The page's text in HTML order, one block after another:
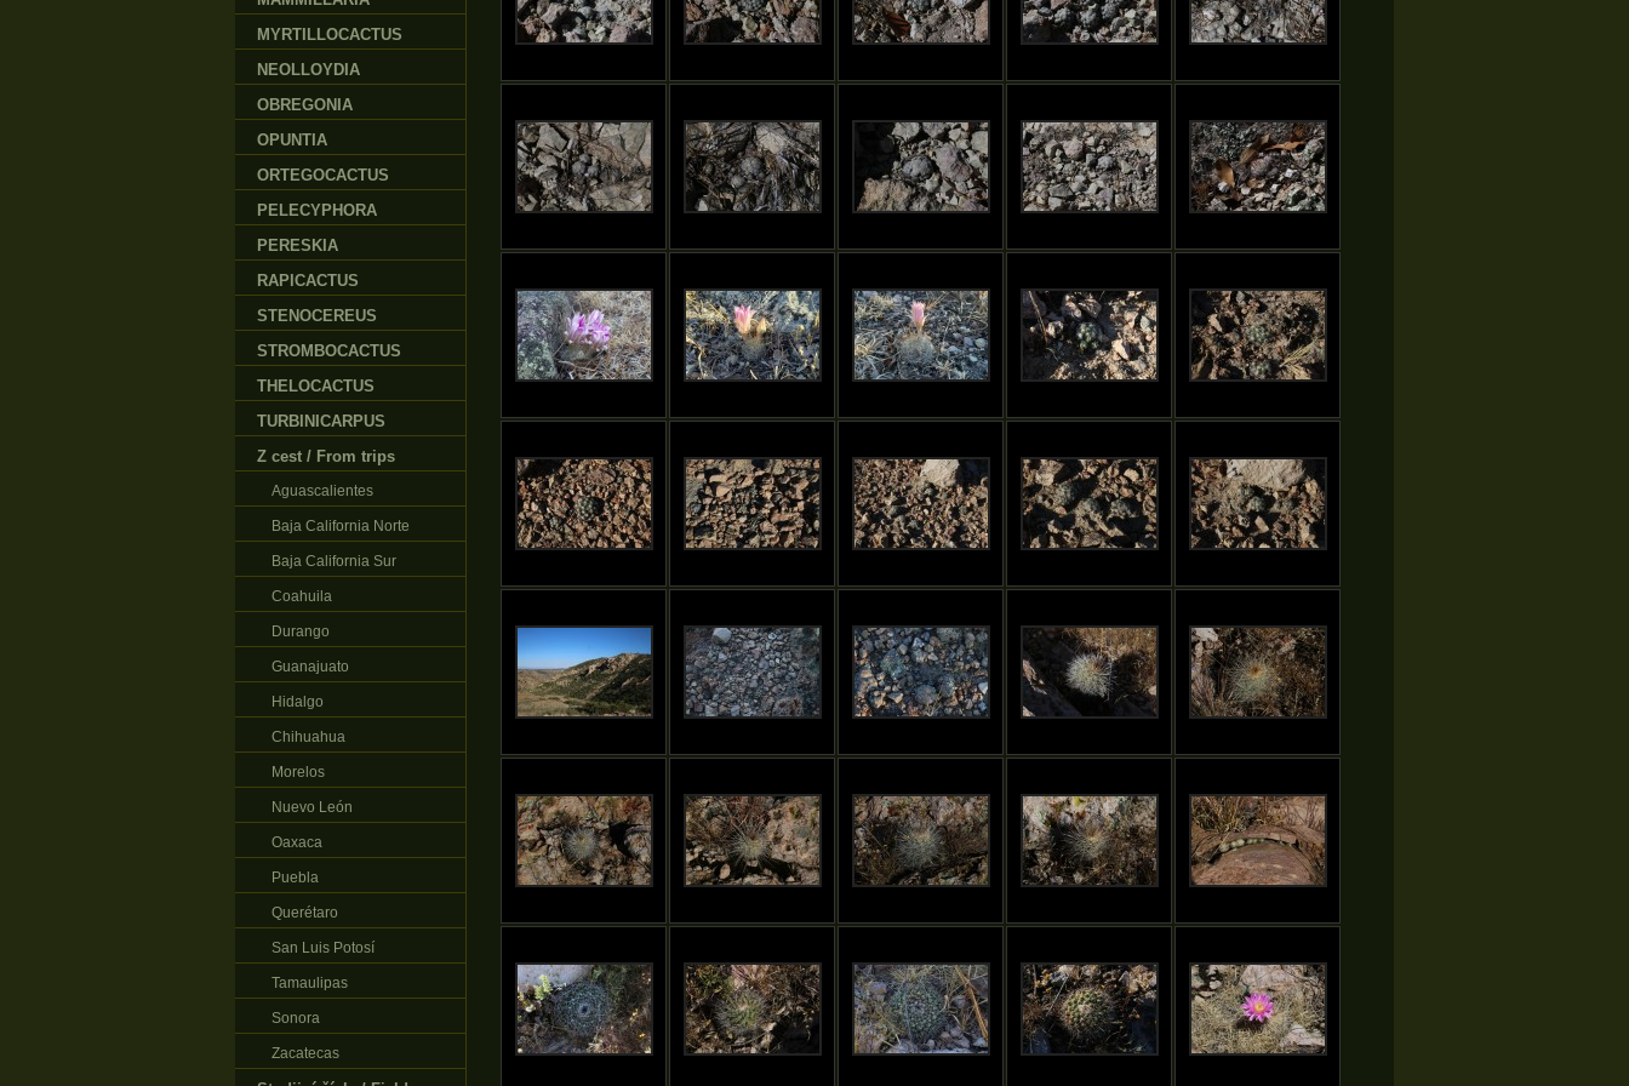
MYRTILLOCACTUS
NEOLLOYDIA
OBREGONIA
OPUNTIA
ORTEGOCACTUS
PELECYPHORA
PERESKIA
RAPICACTUS
STENOCEREUS
STROMBOCACTUS
THELOCACTUS
TURBINICARPUS
Z cest / From trips
Aguascalientes
Baja California Norte
Baja California Sur
Coahuila
Durango
Guanajuato
Hidalgo
Chihuahua
Morelos
Nuevo León
Oaxaca
Puebla
Querétaro
San Luis Potosí
Tamaulipas
Sonora
Zacatecas